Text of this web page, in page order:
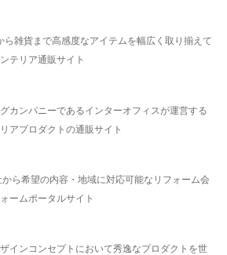
ら雑貨まで高感度なアイテムを幅広く取り揃えて
テリア通販サイト
カンパニーであるインターオフィスが運営する
アプロダクトの通販サイト
から希望の内容・地域に対応可能なリフォーム会
ームポータルサイト
インコンセプトにおいて秀逸なプロダクトを世